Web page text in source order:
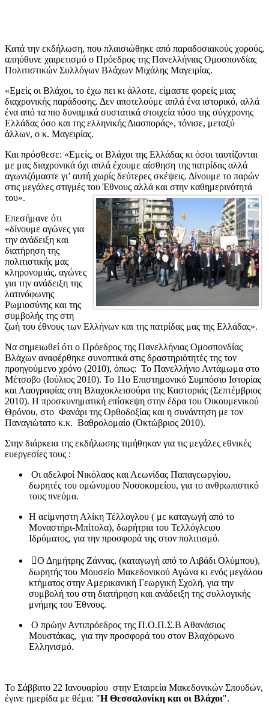
Κατά την εκδήλωση, που πλαισιώθηκε από παραδοσιακούς χορούς,
απηύθυνε χαιρετισμό ο Πρόεδρος της Πανελλήνιας Ομοσπονδίας
Πολιτιστικών Συλλόγων Βλάχων Μιχάλης Μαγειρίας.
«Εμείς οι Βλάχοι, το έχω πει κι άλλοτε, είμαστε φορείς μιας
διαχρονικής παράδοσης. Δεν αποτελούμε απλά ένα ιστορικό, αλλά
ένα από τα πιο δυναμικά συστατικά στοιχεία τόσο της σύγχρονης
Ελλάδας όσο και της ελληνικής Διασποράς», τόνισε, μεταξύ
άλλων, ο κ. Μαγειρίας.
Και πρόσθεσε: «Εμείς, οι Βλάχοι της Ελλάδας κι όσοι ταυτίζονται
με μας διαχρονικά όχι απλά έχουμε αίσθηση της πατρίδας αλλά
αγωνιζόμαστε γι’ αυτή χωρίς δεύτερες σκέψεις. Δίνουμε το παρών
στις μεγάλες στιγμές του Έθνους αλλά και στην καθημερινότητά
του».
Επεσήμανε ότι
«δίνουμε αγώνες για
την ανάδειξη και
διατήρηση της
πολιτιστικής μας
κληρονομιάς, αγώνες
για την ανάδειξη της
λατινόφωνης
Ρωμιοσύνης και της
συμβολής της στη
ζωή του έθνους των Ελλήνων και της πατρίδας μας της Ελλάδας».
Να σημειωθεί ότι ο Πρόεδρος της Πανελλήνιας Ομοσπονδίας
Βλάχων αναφέρθηκε συνοπτικά στις δραστηριότητές της τον
προηγούμενο χρόνο (2010), όπως: Το Πανελλήνιο Αντάμωμα στο
Μέτσοβο (Ιούλιος 2010). Το 11ο Επιστημονικό Συμπόσιο Ιστορίας
και Λαογραφίας στη Βλαχοκλεισούρα της Καστοριάς (Σεπτέμβριος
2010). Η προσκυνηματική επίσκεψη στην έδρα του Οικουμενικού
Θρόνου, στο Φανάρι της Ορθοδοξίας και η συνάντηση με τον
Παναγιώτατο κ.κ. Βαθρολομαίο (Οκτώβριος 2010).
Στην διάρκεια της εκδήλωσης τιμήθηκαν για τις μεγάλες εθνικές
ευεργεσίες τους :
Οι αδελφοί Νικόλαος και Λεωνίδας Παπαγεωργίου,
δωρητές του ομώνυμου Νοσοκομείου, για το ανθρωπιστικό
τους πνεύμα.
Η αείμνηστη Αλίκη Τέλλογλου ( με καταγωγή από το
Μοναστήρι-Μπίτολα), δωρήτρια του Τελλόγλειου
Ιδρύματος, για την προσφορά της στον πολιτισμό.
Ο Δημήτρης Ζάννας, (καταγωγή από το Λιβάδι Ολύμπου),
δωρητής του Μουσείο Μακεδονικού Αγώνα κι ενός μεγάλου
κτήματος στην Αμερικανική Γεωργική Σχολή, για την
συμβολή του στη διατήρηση και ανάδειξη της συλλογικής
μνήμης του Έθνους.
Ο πρώην Αντιπρόεδρος της Π.Ο.Π.Σ.Β Αθανάσιος
Μουστάκας, για την προσφορά του στον Βλαχόφωνο
Ελληνισμό.
Το Σάββατο 22 Ιανουαρίου στην Εταιρεία Μακεδονικών Σπουδών,
έγινε ημερίδα με θέμα: "Η Θεσσαλονίκη και οι Βλάχοι".